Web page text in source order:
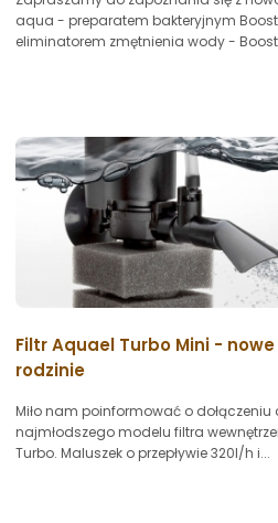
aqua - preparatem bakteryjnym
eliminatorem zmętnienia wody -
Filtr Aquael Turbo Mini -
rodzinie
Miło nam poinformować o dołączeniu
najmłodszego modelu filtra
Turbo. Maluszek o przepływie 320l/h i...